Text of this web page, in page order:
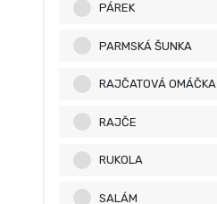
PÁREK
PARMSKÁ ŠUNKA
RAJČATOVÁ OMÁČKA
RAJČE
RUKOLA
SALÁM